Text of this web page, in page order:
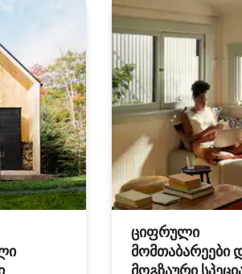
ციფრული
მომთაბარეები